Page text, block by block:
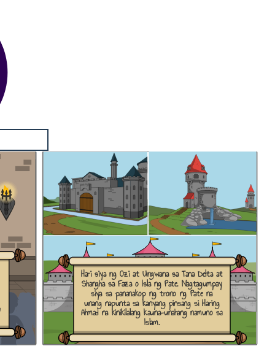
Hari siya ng Ozi at Ungwana sa Tana Delta at
Shangha sa Faza o Isla ng Pate. Nagtagumpay
siya sa pananakop ng trono ng Pate na
unang napunta sa kanyang pinsang si Haring
Ahmad na kinikilalang kauna-unahang namuno sa
Islam.